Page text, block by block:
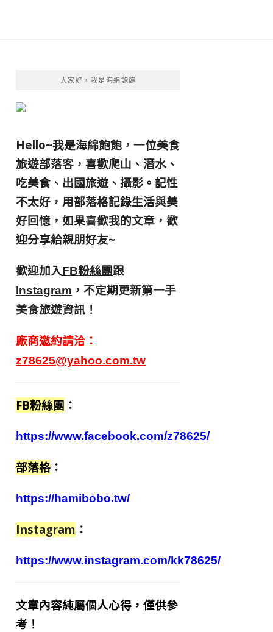
大家好，我是海綿飽飽
Hello~我是海綿飽飽，一位美食
旅遊部落客， 喜歡爬山、潛水、
吃美食、出國旅遊、攝影。 記性
不太好，用部落格記錄生活與美
好回憶， 如果喜歡我的文章，歡
迎分享給親朋好友~
歡迎加入FB粉絲團跟
Instagram ，不定期更新第一手
美食旅遊資訊！
廠商邀約請洽：
z78625@yahoo.com.tw
FB粉絲團 ：
https://www.facebook.com/z78625/
部落格 ：
https://hamibobo.tw/
Instagram ：
https://www.instagram.com/kk78625/
文章內容純屬個人心得，僅供參
考！